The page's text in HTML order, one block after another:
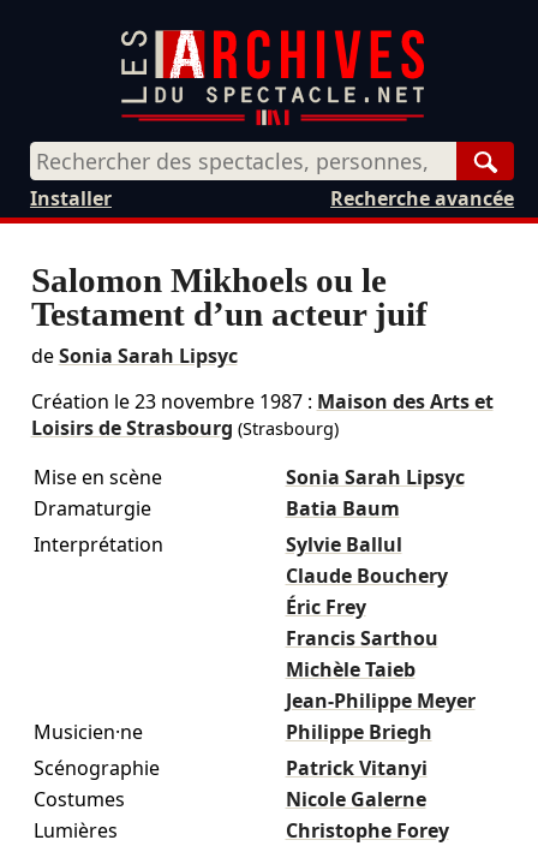
Recherche avancée
Installer
Salomon Mikhoels ou le
Testament d’un acteur juif
deSonia Sarah Lipsyc
Création le23 novembre 1987: Maison des Arts et
Loisirs de Strasbourg (Strasbourg)
Mise en scène
Sonia Sarah Lipsyc
Dramaturgie
Batia Baum
Interprétation
Sylvie Ballul
Claude Bouchery
Éric Frey
Francis Sarthou
Michèle Taieb
Jean-Philippe Meyer
Musicien·ne
Philippe Briegh
Scénographie
Patrick Vitanyi
Costumes
Nicole Galerne
Lumières
Christophe Forey